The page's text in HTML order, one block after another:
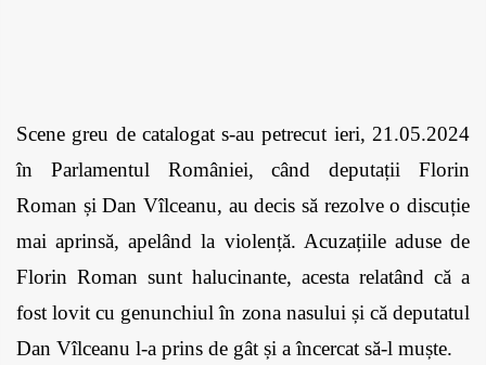
Scene greu de catalogat s-au petrecut ieri, 21.05.2024
în Parlamentul României, când deputații Florin
Roman și Dan Vîlceanu, au decis să rezolve o discuție
mai aprinsă, apelând la violență. Acuzațiile aduse de
Florin Roman sunt halucinante, acesta relatând că a
fost lovit cu genunchiul în zona nasului și că deputatul
Dan Vîlceanu l-a prins de gât și a încercat să-l muște.